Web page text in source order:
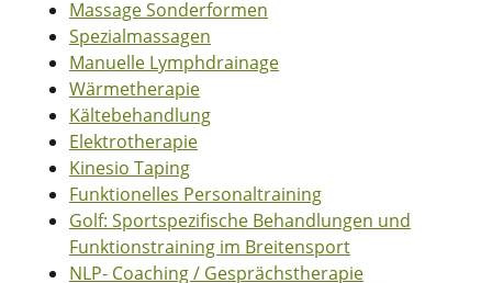
Massage Sonderformen
Spezialmassagen
Manuelle Lymphdrainage
Wärmetherapie
Kältebehandlung
Elektrotherapie
Kinesio Taping
Funktionelles Personaltraining
Golf: Sportspezifische Behandlungen und
Funktionstraining im Breitensport
NLP- Coaching / Gesprächstherapie